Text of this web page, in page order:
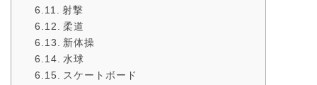
射撃
柔道
新体操
水球
スケートボード